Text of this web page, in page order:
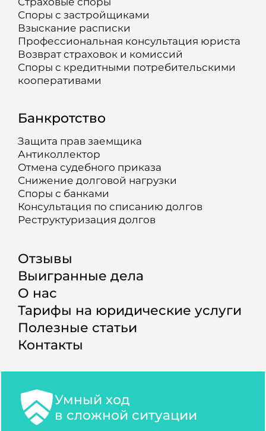
Споры с застройщиками
Взыскание расписки
Профессиональная консультация юриста
Возврат страховок и комиссий
Споры с кредитными потребительскими
кооперативами
Банкротство
Защита прав заемщика
Антиколлектор
Отмена судебного приказа
Снижение долговой нагрузки
Споры с банками
Консультация по списанию долгов
Реструктуризация долгов
Отзывы
Выигранные дела
О нас
Тарифы на юридические услуги
Полезные статьи
Контакты
Умный ход
в сложной ситуации